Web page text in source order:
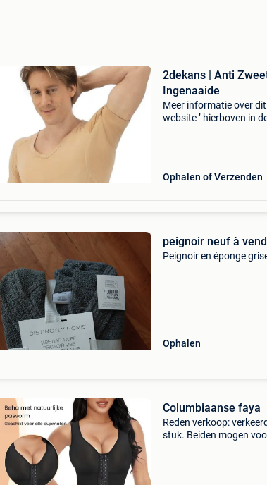
2dekans | Anti
Ingenaaide
Meer informatie over
website ’ hierboven in
Ophalen of Verzenden
Peignoir en éponge
Ophalen
Columbiaanse faya
Reden verkoop:
stuk. Beiden mogen